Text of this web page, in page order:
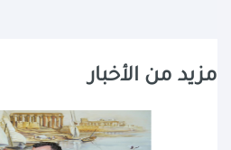
مزيد من الأخبار